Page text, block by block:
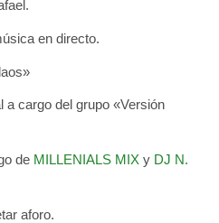
en directo.
cargo del grupo «Versión
de MILLENIALS MIXy DJ N.
aforo.